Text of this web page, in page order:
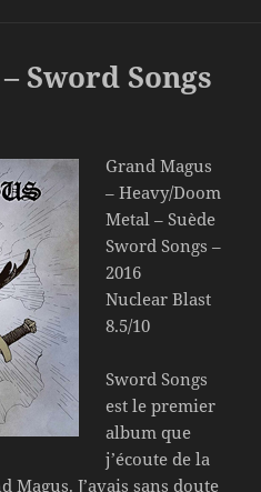
Sword Songs
Grand Magus
– Heavy/Doom
Metal – Suède
Sword Songs –
2016
Nuclear Blast
8.5/10
Sword Songs
est le premier
album que
j’écoute de la
Magus. J’avais sans doute